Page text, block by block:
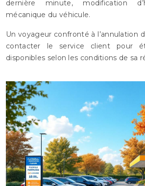
dernière minute, modification
mécanique du véhicule.
Un voyageur confronté à l’annulation
contacter le service client pour
disponibles selon les conditions de sa